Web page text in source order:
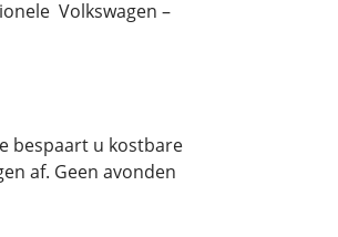
Volkswagen –
bespaart u kostbare
af. Geen avonden